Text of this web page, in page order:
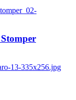
13-335x256.jpg